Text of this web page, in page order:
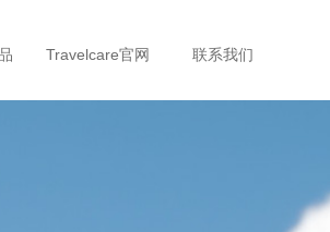
Travelcare官网 联系我们